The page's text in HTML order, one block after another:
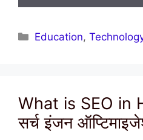
Categories
Education,
What is SEO in
सर्च इंजन